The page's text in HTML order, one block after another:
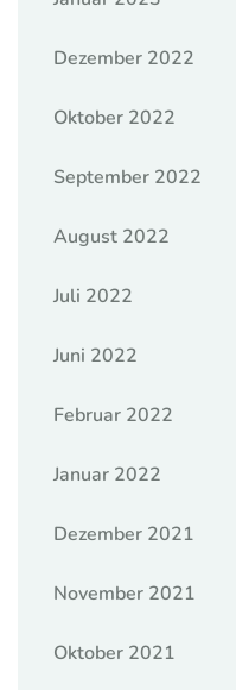
Dezember 2022
Oktober 2022
September 2022
August 2022
Juli 2022
Juni 2022
Februar 2022
Januar 2022
Dezember 2021
November 2021
Oktober 2021